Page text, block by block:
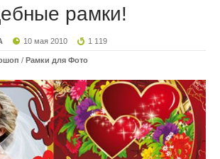
рамки!
10 мая 2010 1 119
/ Рамки для Фото